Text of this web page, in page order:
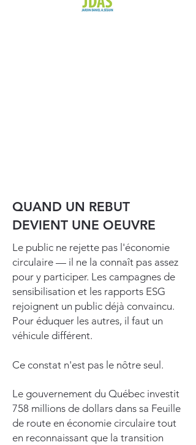
QUAND UN REBUT
DEVIENT UNE OEUVRE
Le public ne rejette pas l'économie
circulaire — il ne la connaît pas assez
pour y participer. Les campagnes de
sensibilisation et les rapports ESG
rejoignent un public déjà convaincu.
Pour éduquer les autres, il faut un
véhicule différent.
Ce constat n'est pas le nôtre seul.
Le gouvernement du Québec investit
758 millions de dollars dans sa Feuille
de route en économie circulaire tout
en reconnaissant que la transition